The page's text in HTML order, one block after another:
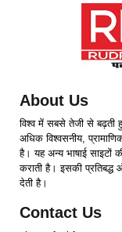
About Us
विश्व में सबसे तेजी से बढ़ती
अधिक विश्वसनीय,
है। यह अन्य भाषाई साइटों
कराती है। इसकी
देती है।
Contact Us